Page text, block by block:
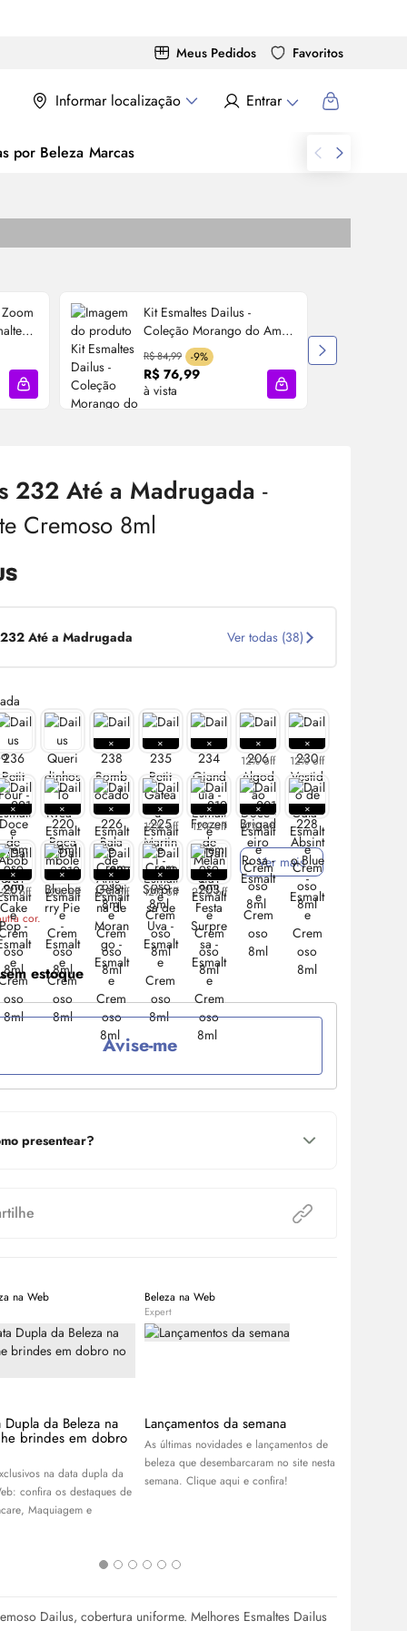
Meus Pedidos Favoritos
Informar localização Entrar
por Beleza Marcas
Adicionar à sacola
Kit Esmaltes Dailus -
Coleção Morango do Amor
(6 esmaltes)
R$ 84,99 -9%
R$ 76,99
à vista
Adicionar à sacola
232 Até a Madrugada -
Cremoso 8ml
232 Até a Madrugada Ver todas (38)
12% off 12% off
12% off 12% off 12% off
off 12% off 12% off 12% off 27% off
Ver mais
cor.
estoque
Avise-me
presentear?
na Web
da Beleza na
brindes em dobro
na data dupla da
confira os destaques de
, Maquiagem e
Beleza na Web
Expert
Lançamentos da semana
As últimas novidades e lançamentos de
beleza que desembarcaram no site nesta
semana. Clique aqui e confira!
Dailus, cobertura uniforme. Melhores Esmaltes Dailus